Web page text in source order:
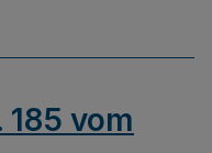
185 vom